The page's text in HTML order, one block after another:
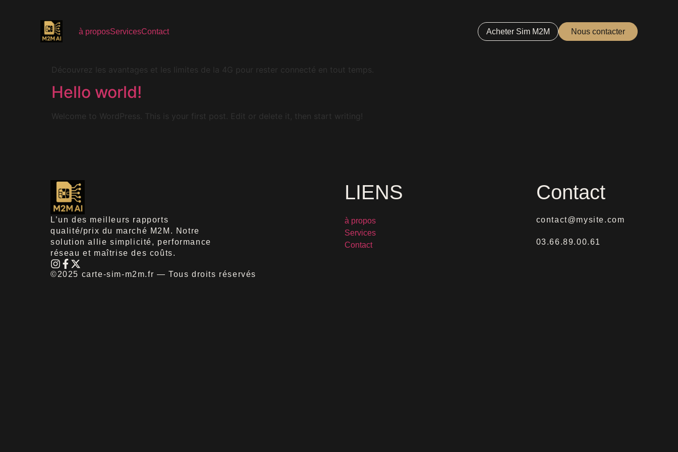
à proposServicesContact Acheter Sim M2M Nous contacter
Catégorie :
Tout ce que vous devez savoir sur la 4G
Découvrez les avantages et les limites de la 4G pour rester connecté en tout temps.
Hello world!
Welcome to WordPress. This is your first post. Edit or delete it, then start writing!
L’un des meilleurs rapports
qualité/prix du marché M2M. Notre
solution allie simplicité, performance
réseau et maîtrise des coûts.
LIENS
à propos
Services
Contact
Contact
contact@mysite.com
03.66.89.00.61
©2025 carte-sim-m2m.fr — Tous droits réservés